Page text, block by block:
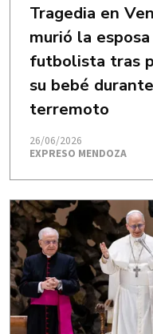
Tragedia en
murió la
futbolista tras
su bebé
terremoto
EXPRESO MENDOZA
26/06/2026